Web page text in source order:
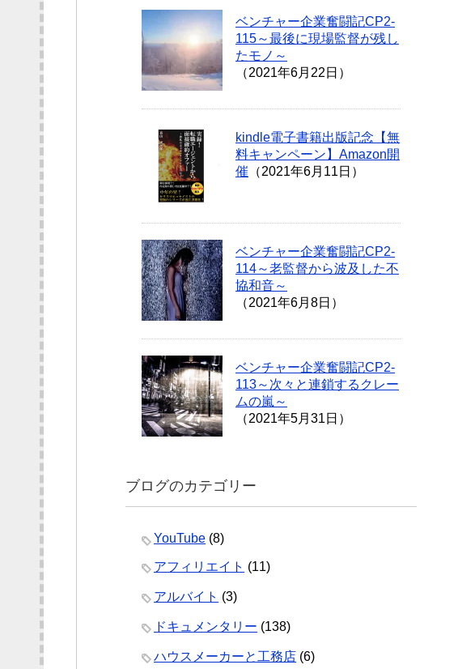
ベンチャー企業奮闘記CP2-
115～最後に現場監督が残し
たモノ～
（2021年6月22日）
kindle電子書籍出版記念【無
料キャンペーン】Amazon開
催 （2021年6月11日）
ベンチャー企業奮闘記CP2-
114～老監督から波及した不
協和音～
（2021年6月8日）
ベンチャー企業奮闘記CP2-
113～次々と連鎖するクレー
ムの嵐～
（2021年5月31日）
ブログのカテゴリー
YouTube (8)
アフィリエイト (11)
アルバイト (3)
ドキュメンタリー (138)
ハウスメーカーと工務店 (6)